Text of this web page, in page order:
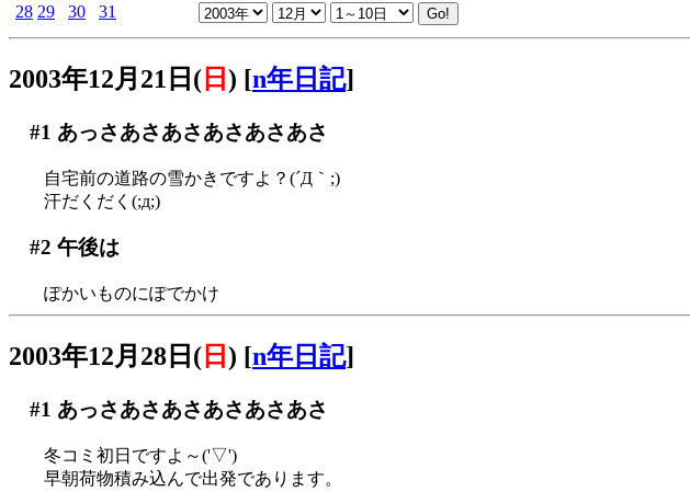
28 29 30 31
2003年12月21日( 日 ) [n年日記]
#1 あっさあさあさあさあさあさ
自宅前の道路の雪かきですよ？(´Д｀;)
汗だくだく(;д;)
#2 午後は
ぽかいものにぽでかけ
2003年12月28日( 日 ) [n年日記]
#1 あっさあさあさあさあさあさ
冬コミ初日ですよ～('▽')
早朝荷物積み込んで出発であります。